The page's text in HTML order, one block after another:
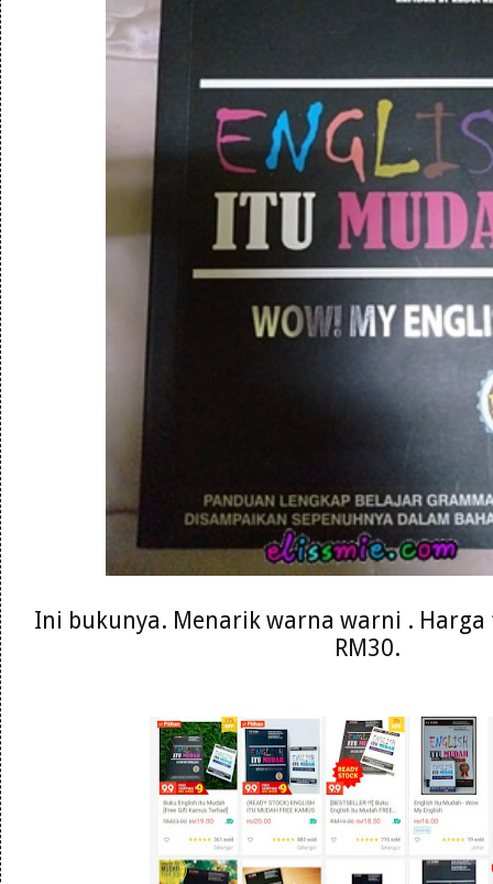
Ini bukunya. Menarik warna warni .
RM30.